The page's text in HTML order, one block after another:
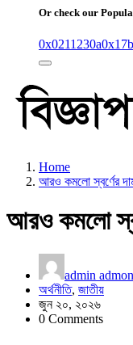
Or check our
0x0211230a
Home
আরও কমলো স্বর্ণের
আরও কমলো
admin admon
অর্থনীতি, জাতীয়
জুন ২০, ২০২৬
0 Comments